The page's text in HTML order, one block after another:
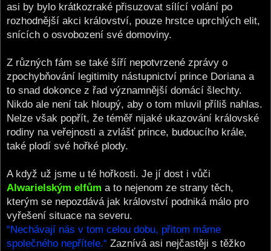
asi by bylo krátkozraké přisuzovat sílící volání po
rozhodnější akci království, pouze hrstce uprchlých elit,
snících o osvobození své domoviny.
Z různých fám se také šíří nepotvrzené zprávy o
zpochybňování legitimity nástupnictví prince Doriana a
to snad dokonce z řad významnější domácí šlechty.
Nikdo ale není tak hloupý, aby o tom mluvil příliš nahlas.
Nelze však popřít, že téměř nijaké ukazování královské
rodiny na veřejnosti a zvlášť prince, budoucího krále,
také plodí své hořké plody.
A když už jsme u té hořkosti. Je jí dost i vůči
Alwarielským elfům a to nejenom ze strany těch,
kterým se nepozdává jak království podniká málo pro
vyřešení situace na severu.
“Nechávají nás v tom celou dobu, přitom máme
společného nepřítele.“ Zaznívá asi nejčastěji s těžko